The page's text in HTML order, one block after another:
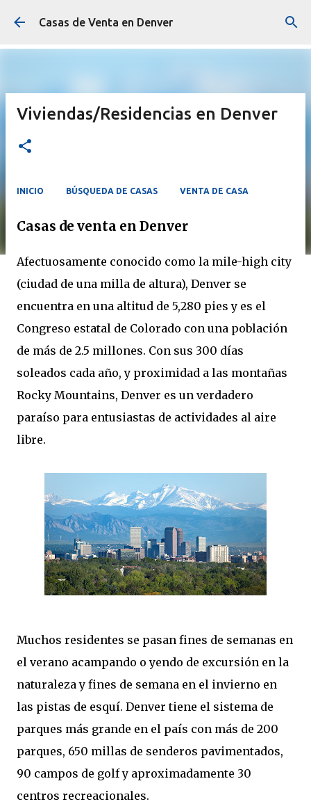
Ir al contenido principal
Casas de Venta en Denver
Viviendas/Residencias en Denver
INICIO BÚSQUEDA DE CASAS VENTA DE CASA
Casas de venta en Denver
Afectuosamente conocido como la mile-high city
(ciudad de una milla de altura), Denver se
encuentra en una altitud de 5,280 pies y es el
Congreso estatal de Colorado con una población
de más de 2.5 millones. Con sus 300 días
soleados cada año, y proximidad a las montañas
Rocky Mountains, Denver es un verdadero
paraíso para entusiastas de actividades al aire
libre.
Muchos residentes se pasan fines de semanas en
el verano acampando o yendo de excursión en la
naturaleza y fines de semana en el invierno en
las pistas de esquí. Denver tiene el sistema de
parques más grande en el país con más de 200
parques, 650 millas de senderos pavimentados,
90 campos de golf y aproximadamente 30
centros recreacionales.